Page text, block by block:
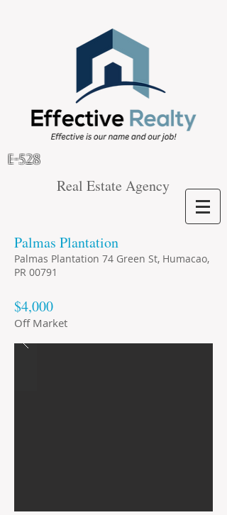
E-528
Real Estate Agency
Palmas Plantation
Palmas Plantation 74 Green St, Humacao,
PR 00791
$4,000
Off Market